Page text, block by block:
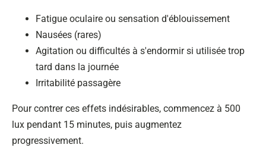
Fatigue oculaire ou sensation d'éblouissement
Nausées (rares)
Agitation ou difficultés à s'endormir si utilisée trop
tard dans la journée
Irritabilité passagère
Pour contrer ces effets indésirables, commencez à 500
lux pendant 15 minutes, puis augmentez
progressivement.